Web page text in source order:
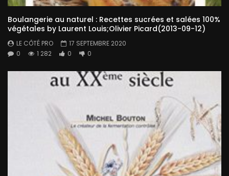
Boulangerie au naturel : Recettes sucrées et salées 100%
végétales by Laurent Louis;Olivier Picard(2013-09-12)
LE CÔTÉ PRO
17 SEPTEMBRE 2020
0
1 282 0 0